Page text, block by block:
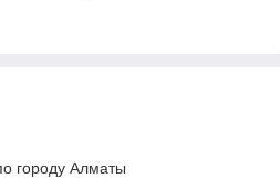
городу Алматы